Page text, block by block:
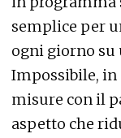
semplice per
ogni giorno su
Impossibile, in
misure con il
aspetto che